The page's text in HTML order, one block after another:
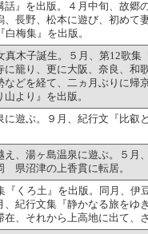
話』を出版。４月中旬、故郷
、長野、松本に遊び、初めて
梅集』を出版。
真木子誕生。５月、第12歌
に籠り、更に大阪、奈良、和
などを経て、二ヵ月ぶりに帰
より』を出版。
に遊ぶ。９月、紀行文『比叡
え、湯ヶ島温泉に遊ぶ。５月
県沼津の上香貫に転居。
『くろ土』を出版。同月、
、紀行文集『静かなる旅をゆ
在、それから上高地に出て、